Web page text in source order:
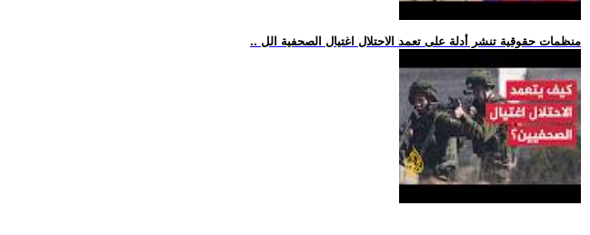
.. منظمات حقوقية تنشر أدلة على تعمد الاحتلال اغتيال الصحفية الل